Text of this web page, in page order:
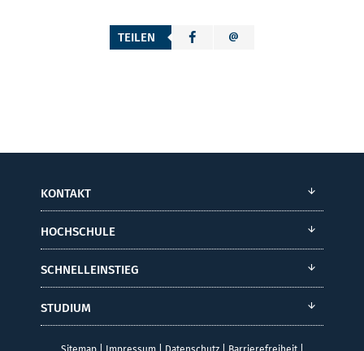
TEILEN
KONTAKT
HOCHSCHULE
SCHNELLEINSTIEG
STUDIUM